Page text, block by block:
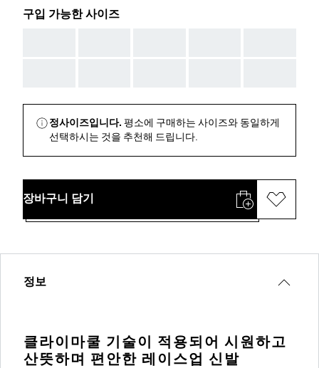
구입 가능한 사이즈
정사이즈입니다. 평소에 구매하는 사이즈와 동일하게
선택하시는 것을 추천해 드립니다.
장바구니 담기
정보
클라이마쿨 기술이 적용되어 시원하고
산뜻하며 편안한 레이스업 신발